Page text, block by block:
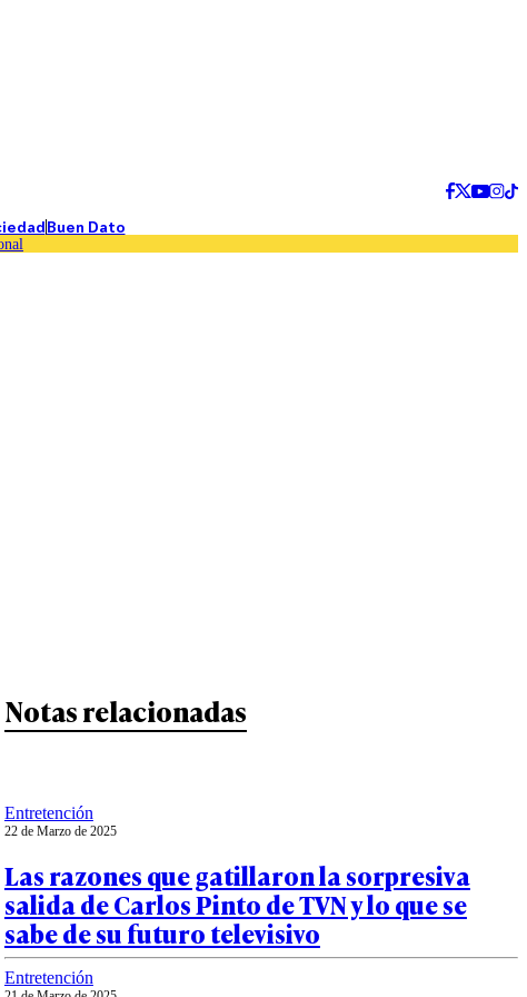
Buen Dato
Notas relacionadas
Entretención
22 de Marzo de 2025
Las razones que gatillaron la sorpresiva
salida de Carlos Pinto de TVN y lo que se
sabe de su futuro televisivo
Entretención